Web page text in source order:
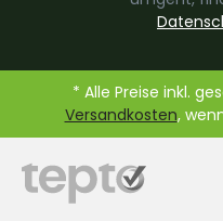
* Alle Preise inkl.
Versandkosten,